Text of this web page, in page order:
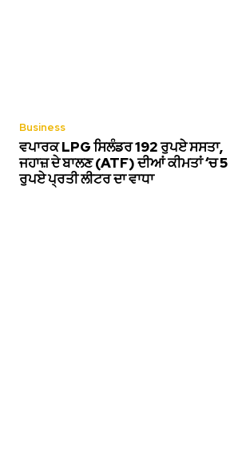
Business
ਵਪਾਰਕ LPG ਸਿਲੰਡਰ 192 ਰੁਪਏ ਸਸਤਾ,
ਜਹਾਜ਼ ਦੇ ਬਾਲਣ (ATF) ਦੀਆਂ ਕੀਮਤਾਂ ‘ਚ 5
ਰੁਪਏ ਪ੍ਰਤੀ ਲੀਟਰ ਦਾ ਵਾਧਾ